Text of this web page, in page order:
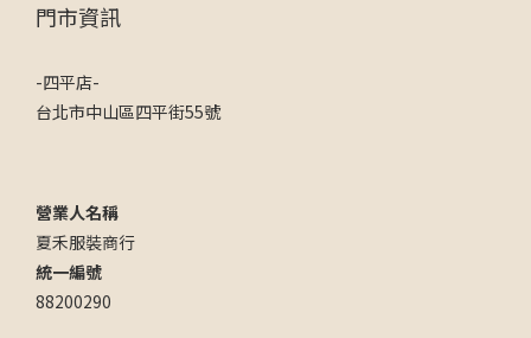
門市資訊
-四平店-
台北市中山區四平街55號
營業人名稱
夏禾服裝商行
統一編號
88200290